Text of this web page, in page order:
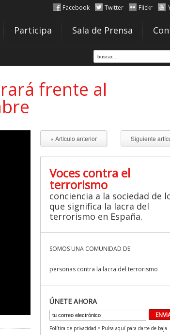
Facebook Twitter Flickr
Participa Sala de Prensa
frente al
« Artículo anterior Siguiente
Voces contra el
terrorismo
conciencia a la sociedad de
que significa la lacra del
terrorismo en España.
SOMOS UNA COMUNIDAD DE
personas contra la lacra del terrorismo
ÚNETE AHORA
Política de privacidad • Pulsa aquí para darte de baja